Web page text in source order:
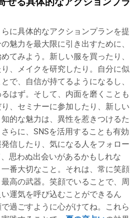
に具体的なアクションプランを提
魅力を最大限に引き出すために、
てみよう。新しい服を買ったり、
、メイクを研究したり。自分に似
で、自信が持てるようになるし、
はず。そして、内面を磨くことも
、セミナーに参加したり、新しい
的な魅力は、異性を惹きつけるた
らに、SNSを活用することも有効
信したり、気になる人をフォロー
思わぬ出会いがあるかもしれな
番大切なこと。それは、常に笑顔
高の武器。笑顔でいることで、周
運気を呼び込むことができるん
過ごすように心がけてね。これら